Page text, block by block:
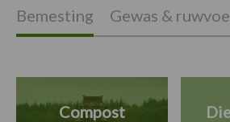
Bemesting Gewas &
Compost